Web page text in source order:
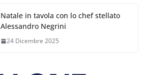
Natale in tavola con lo chef stellato
Alessandro Negrini
24 Dicembre 2025